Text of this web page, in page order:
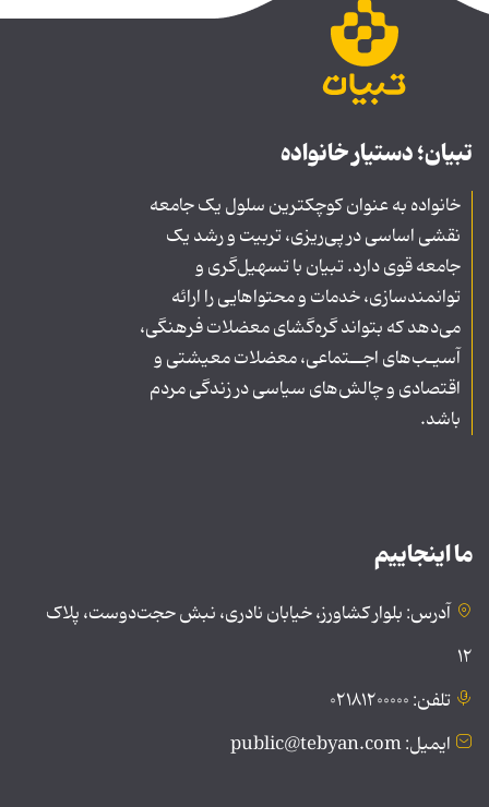
تبیان؛ دستیار خانواده
خانواده به عنوان کوچکترین سلول یک جامعه
نقشی اساسی در پی‌ریزی، تربیت و رشد یک
جامعه قوی دارد. تبیان با تسهیل‌گری و
توانمندسازی، خدمات و محتواهایی را ارائه
می‌دهد که بتواند گره‌گشای معضلات فرهنگی،
آسیـب‌های اجــتماعی، معضلات معیشتی و
اقتصادی و چالش‌های سیاسی در زندگی مردم
باشد.
ما اینجاییم
آدرس: بلوار کشاورز، خیابان نادری، نبش حجت‌دوست، پلاک
۱۲
تلفن: ۰۲۱۸۱۲۰۰۰۰۰
ایمیل: public@tebyan.com